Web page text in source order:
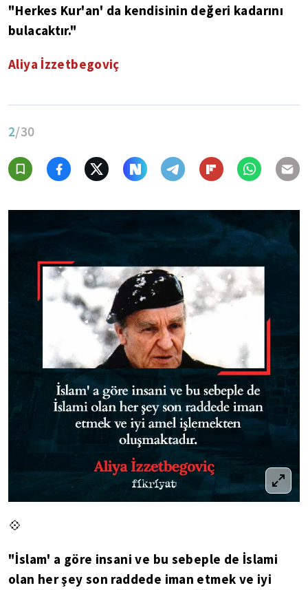
"Herkes Kur'an' da kendisinin değeri kadarını
bulacaktır."
Aliya İzzetbegoviç
2/30
💠
"İslam' a göre insani ve bu sebeple de İslami
olan her şey son raddede iman etmek ve iyi